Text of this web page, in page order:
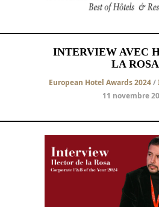
INTERVIEW AVEC
LA ROSA
European Hotel Awards 2024/
11 novembre